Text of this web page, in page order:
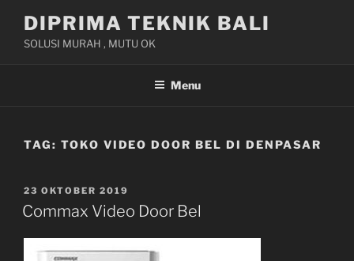
content
DIPRIMA TEKNIK BALI
SOLUSI MURAH , MUTU OK
Menu
TAG: TOKO VIDEO DOOR BEL DI DENPASAR
POSTED
ON
23 OKTOBER 2019
Commax Video Door Bel